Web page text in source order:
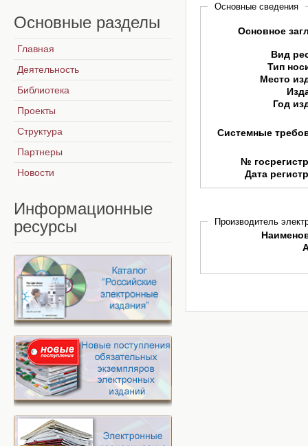
Основные сведения
Основное
Вид
Тип
Место
Год
Системные
№
Дата
Производитель
Основные разделы
Главная
Деятельность
Библиотека
Проекты
Структура
Партнеры
Новости
Информационные
ресурсы